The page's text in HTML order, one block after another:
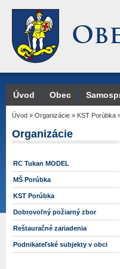
Úvod Obec
Úvod » Organizácie » KST Porúbka
Organizácie
RC Tukan MODEL
MŠ Porúbka
KST Porúbka
Dobrovoľný požiarný zbor
Reštauračné zariadenia
Podnikateľské subjekty v obci